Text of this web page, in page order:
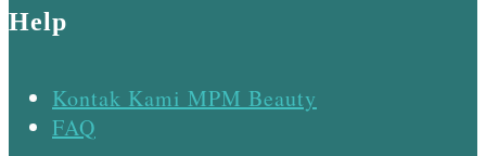
Help
Kontak Kami MPM Beauty
FAQ